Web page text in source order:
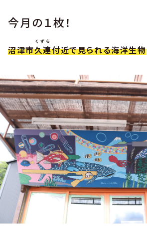
今月の１枚！
沼津市久連
くずら
付近で見られる海洋生物